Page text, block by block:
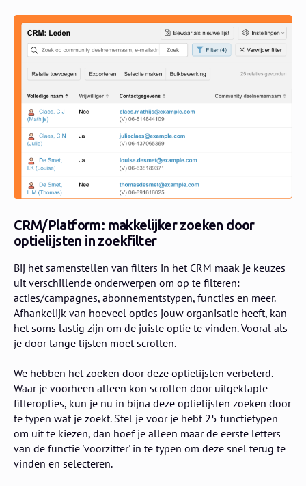
CRM/Platform: makkelijker zoeken door
optielijsten in zoekfilter
Bij het samenstellen van filters in het CRM maak je keuzes
uit verschillende onderwerpen om op te filteren:
acties/campagnes, abonnementstypen, functies en meer.
Afhankelijk van hoeveel opties jouw organisatie heeft, kan
het soms lastig zijn om de juiste optie te vinden. Vooral als
je door lange lijsten moet scrollen.
We hebben het zoeken door deze optielijsten verbeterd.
Waar je voorheen alleen kon scrollen door uitgeklapte
filteropties, kun je nu in bijna deze optielijsten zoeken door
te typen wat je zoekt. Stel je voor je hebt 25 functietypen
om uit te kiezen, dan hoef je alleen maar de eerste letters
van de functie 'voorzitter' in te typen om deze snel terug te
vinden en selecteren.